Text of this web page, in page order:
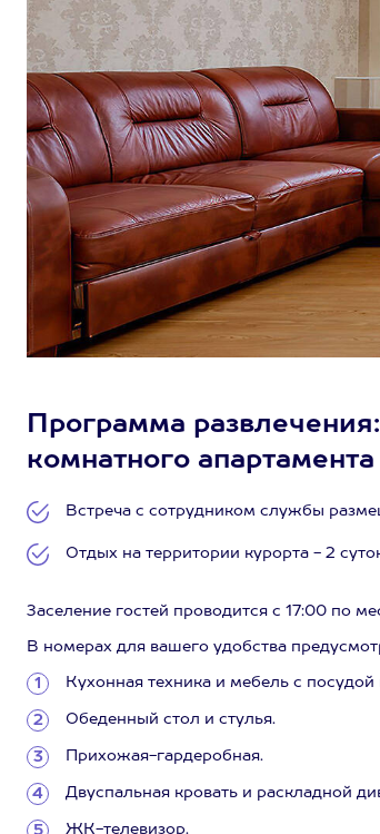
Программа
комнатного
Встреча с сотрудником службы
Отдых на территории курорта - 2
Заселение гостей проводится с 17:00 по
В номерах для вашего удобства
Кухонная техника и мебель с посудой
Обеденный стол и стулья.
Прихожая-гардеробная.
Двуспальная кровать и раскладной
ЖК-телевизор.